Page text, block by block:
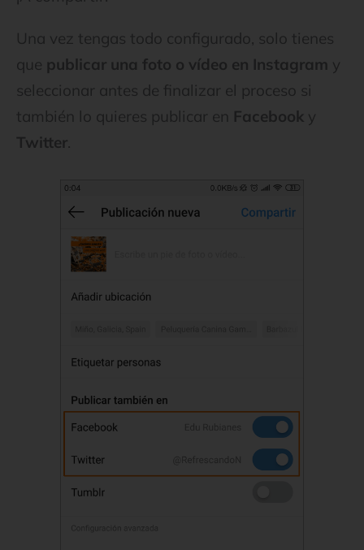
Una vez tengas todo configurado, solo tienes
que publicar una foto o vídeo en Instagram y
seleccionar antes de finalizar el proceso si
también lo quieres publicar en Facebook y
Twitter.